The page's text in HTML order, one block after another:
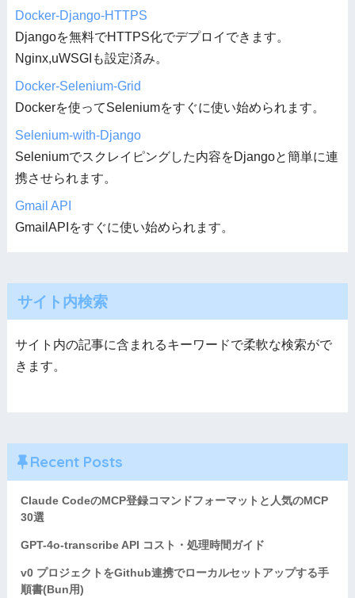
Docker-Django-HTTPS
Djangoを無料でHTTPS化でデプロイできます。
Nginx,uWSGIも設定済み。
Docker-Selenium-Grid
Dockerを使ってSeleniumをすぐに使い始められます。
Selenium-with-Django
Seleniumでスクレイピングした内容をDjangoと簡単に連
携させられます。
Gmail API
GmailAPIをすぐに使い始められます。
サイト内検索
サイト内の記事に含まれるキーワードで柔軟な検索がで
きます。
Recent Posts
Claude CodeのMCP登録コマンドフォーマットと人気のMCP
30選
GPT-4o-transcribe API コスト・処理時間ガイド
v0 プロジェクトをGithub連携でローカルセットアップする手
順書(Bun用)